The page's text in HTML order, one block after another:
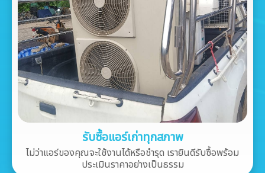
รับซื้อแอร์เก่าทุกสภาพ
ไม่ว่าแอร์ของคุณจะใช้งานได้หรือชำรุด เรายินดีรับซื้อพร้อม
ประเมินราคาอย่างเป็นธรรม